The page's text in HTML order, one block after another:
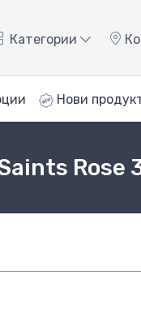
Категории
Нови
Rose